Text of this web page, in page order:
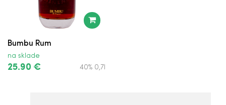
Bumbu Rum
na sklade
25.90 € 40% 0,7l